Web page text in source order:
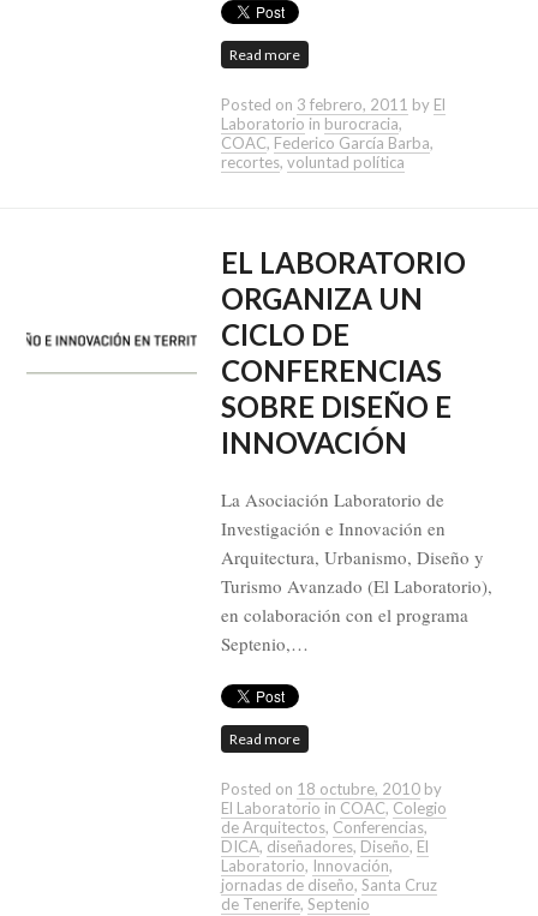
Read more
Posted on 3 febrero, 2011 by El
Laboratorio in burocracia,
COAC, Federico García Barba,
recortes, voluntad política
EL LABORATORIO
ORGANIZA UN
CICLO DE
CONFERENCIAS
SOBRE DISEÑO E
INNOVACIÓN
La Asociación Laboratorio de
Investigación e Innovación en
Arquitectura, Urbanismo, Diseño y
Turismo Avanzado (El Laboratorio),
en colaboración con el programa
Septenio,…
Read more
Posted on 18 octubre, 2010by
El Laboratorio in COAC, Colegio
de Arquitectos, Conferencias,
DICA, diseñadores, Diseño, El
Laboratorio, Innovación,
jornadas de diseño, Santa Cruz
de Tenerife, Septenio